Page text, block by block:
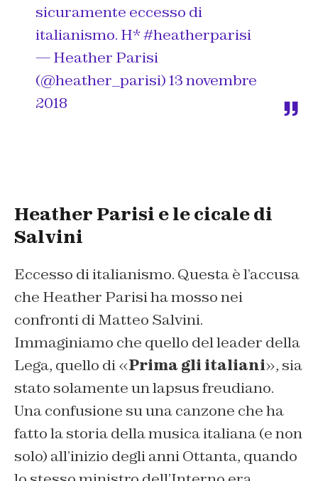
sicuramente eccesso di
italianismo. H*#heatherparisi
— Heather Parisi
(@heather_parisi)13 novembre
2018
Heather Parisi e le cicale di
Salvini
Eccesso di italianismo. Questa è l’accusa
che Heather Parisi ha mosso nei
confronti di Matteo Salvini.
Immaginiamo che quello del leader della
Lega, quello di «Prima gli italiani», sia
stato solamente un lapsus freudiano.
Una confusione su una canzone che ha
fatto la storia della musica italiana (e non
solo) all’inizio degli anni Ottanta, quando